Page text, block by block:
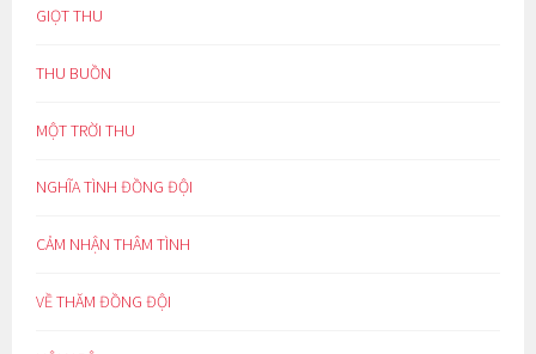
GIỌT THU
THU BUỒN
MỘT TRỜI THU
NGHĨA TÌNH ĐỒNG ĐỘI
CẢM NHẬN THÂM TÌNH
VỀ THĂM ĐỒNG ĐỘI